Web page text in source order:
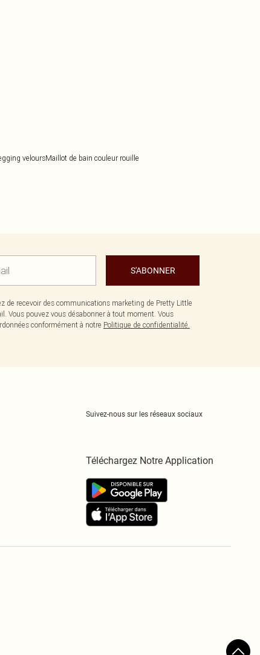
veloursMaillot de bain couleur rouille
S'ABONNER
de recevoir des communications marketing de Pretty Little
Vous pouvez vous désabonner à tout moment. Vous
conformément à notre Politique de confidentialité.
Suivez-nous sur les réseaux sociaux
Téléchargez Notre Application